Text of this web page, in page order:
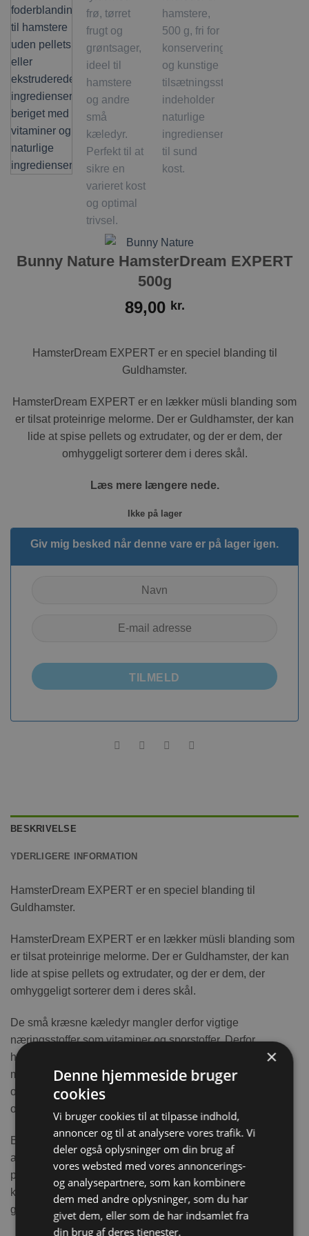
Bunny Nature HamsterDream EXPERT
500g
89,00 kr.
HamsterDream EXPERT er en speciel blanding til
Guldhamster.
HamsterDream EXPERT er en lækker müsli blanding som
er tilsat proteinrige melorme. Der er Guldhamster, der kan
lide at spise pellets og extrudater, og der er dem, der
omhyggeligt sorterer dem i deres skål.
Læs mere længere nede.
Ikke på lager
Giv mig besked når denne vare er på lager igen.
TILMELD
BESKRIVELSE
YDERLIGERE INFORMATION
HamsterDream EXPERT er en speciel blanding til
Guldhamster.
HamsterDream EXPERT er en lækker müsli blanding som
er tilsat proteinrige melorme. Der er Guldhamster, der kan
lide at spise pellets og extrudater, og der er dem, der
omhyggeligt sorterer dem i deres skål.
De små kræsne kæledyr mangler derfor vigtige
næringsstoffer som vitaminer og sporstoffer. Derfor
har Bunny Nature skabt en “VitalPlus-frøspiser” formel,
med inspiration fra hamsteres hjemland Syrien i
observation, hvad hamstere spiser i deres naturlige
omgivelser.
Bunny Natures EXPERT produkter er en speciel blanding
af vitaminer og sporstoffer, der gør det muligt at undvære
pellets og extrudater. En unik opskrift, hvor alle
komponenterne er vigtige og korrekt doseret for at sikre en
god kost for din hamster.
×
Denne hjemmeside bruger
cookies
Vi bruger cookies til at tilpasse indhold,
annoncer og til at analysere vores trafik. Vi
deler også oplysninger om din brug af
vores websted med vores annoncerings-
og analysepartnere, som kan kombinere
dem med andre oplysninger, som du har
givet dem, eller som de har indsamlet fra
din brug af deres tjenester.